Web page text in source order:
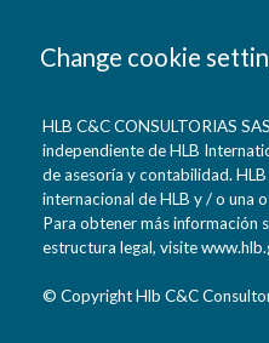
Change cookie
HLB C&C CONSULTORIAS
independiente de HLB
de asesoría y contabilidad.
internacional de HLB y / o una
Para obtener más información
estructura legal, visite
© Copyright Hlb C&C